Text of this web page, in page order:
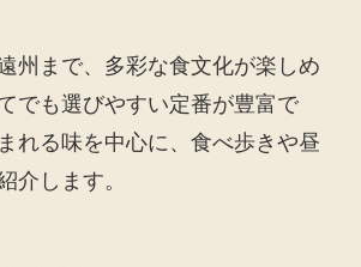
州まで、多彩な食文化が楽しめ
でも選びやすい定番が豊富で
れる味を中心に、食べ歩きや昼
介します。